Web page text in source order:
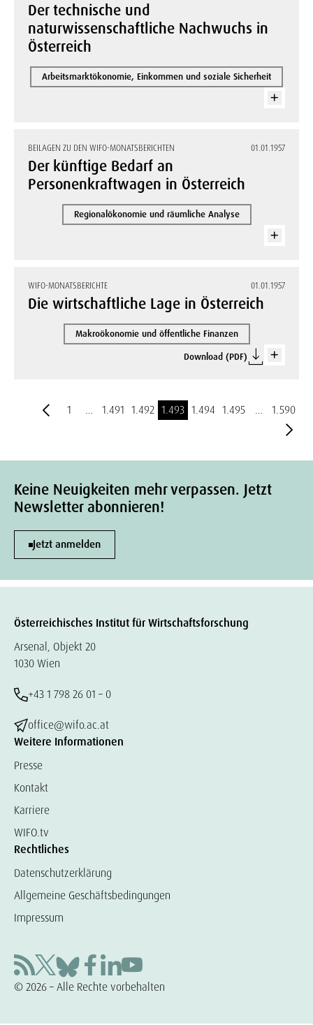
Der technische und
naturwissenschaftliche Nachwuchs in
Österreich
Arbeitsmarktökonomie, Einkommen und soziale Sicherheit
BEILAGEN ZU DEN WIFO-MONATSBERICHTEN 01.01.1957
Der künftige Bedarf an
Personenkraftwagen in Österreich
Regionalökonomie und räumliche Analyse
WIFO-MONATSBERICHTE 01.01.1957
Die wirtschaftliche Lage in Österreich
Makroökonomie und öffentliche Finanzen
Download (PDF)
1 … 1.491 1.492 1.493 1.494 1.495 … 1.590
Keine Neuigkeiten mehr verpassen. Jetzt
Newsletter abonnieren!
Jetzt anmelden
Österreichisches Institut für Wirtschaftsforschung
Arsenal, Objekt 20
1030 Wien
+43 1 798 26 01 – 0
office@wifo.ac.at
Weitere Informationen
Presse
Kontakt
Karriere
WIFO.tv
Rechtliches
Datenschutzerklärung
Allgemeine Geschäftsbedingungen
Impressum
© 2026 – Alle Rechte vorbehalten